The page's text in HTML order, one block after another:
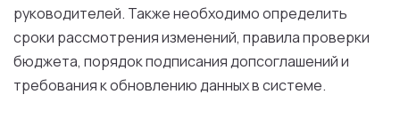
руководителей. Также необходимо определить
сроки рассмотрения изменений, правила проверки
бюджета, порядок подписания допсоглашений и
требования к обновлению данных в системе.